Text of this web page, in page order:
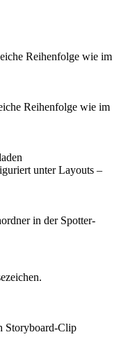
Reihenfolge wie im
Reihenfolge wie im
unter Layouts –
in der Spotter-
Storyboard-Clip